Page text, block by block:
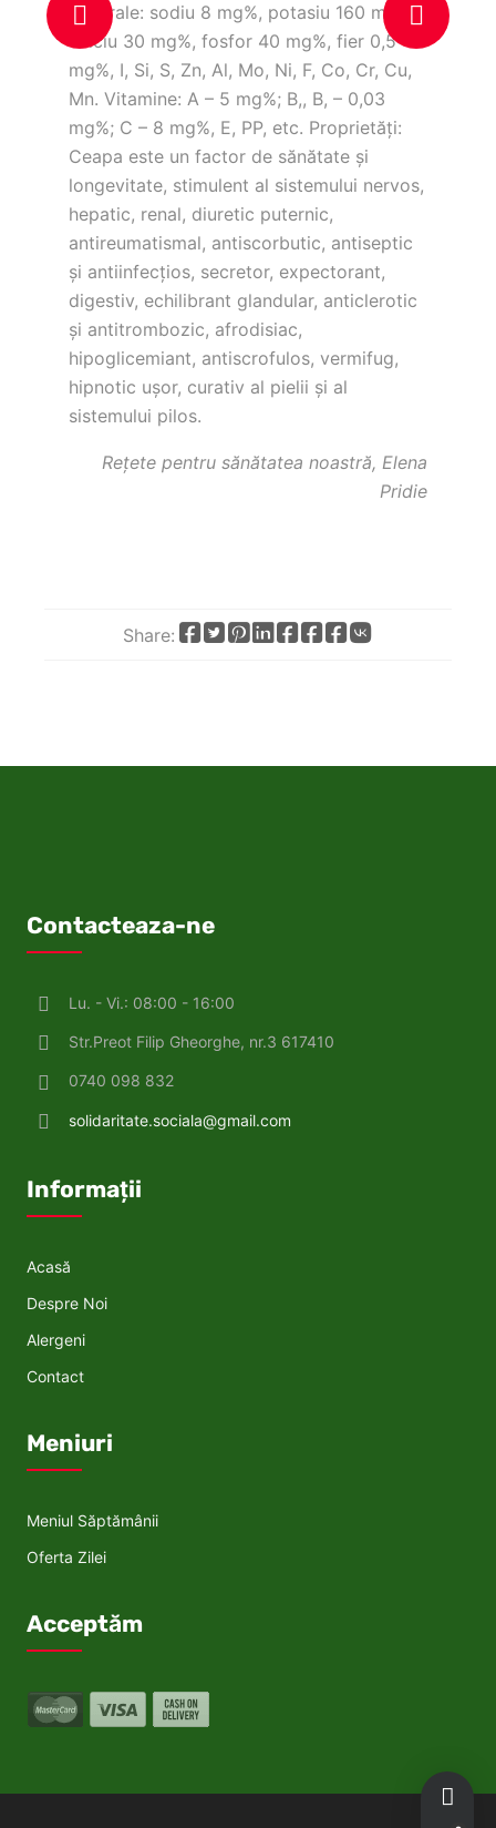
minerale: sodiu 8 mg%, potasiu 160 mg%,
calciu 30 mg%, fosfor 40 mg%, fier 0,5
mg%, I, Si, S, Zn, Al, Mo, Ni, F, Co, Cr, Cu,
Mn. Vitamine: A – 5 mg%; B,, B, – 0,03
mg%; C – 8 mg%, E, PP, etc. Proprietăţi:
Ceapa este un factor de sănătate şi
longevitate, stimulent al sistemului nervos,
hepatic, renal, diuretic puternic,
antireumatismal, antiscorbutic, antiseptic
şi antiinfecţios, secretor, expectorant,
digestiv, echilibrant glandular, anticlerotic
şi antitrombozic, afrodisiac,
hipoglicemiant, antiscrofulos, vermifug,
hipnotic uşor, curativ al pielii şi al
sistemului pilos.
Rețete pentru sănătatea noastră, Elena
Pridie
Share:
Contacteaza-ne
Lu. - Vi.: 08:00 - 16:00
Str.Preot Filip Gheorghe, nr.3 617410
0740 098 832
solidaritate.sociala@gmail.com
Informații
Acasă
Despre Noi
Alergeni
Contact
Meniuri
Meniul Săptămânii
Oferta Zilei
Acceptăm